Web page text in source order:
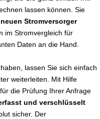
lassen können. Sie
Stromversorger
im Stromvergleich für
Daten an die Hand.
lassen Sie sich einfach
weiterleiten. Mit Hilfe
die Prüfung Ihrer Anfrage
und verschlüsselt
sicher. Der